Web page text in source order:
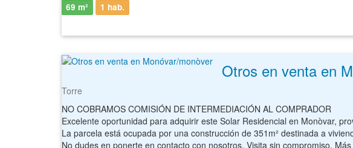
69 m² 1 hab.
Otros en venta en
Torre
NO COBRAMOS COMISIÓN DE INTERMEDIACIÓN AL COMPRADOR
Excelente oportunidad para adquirir este Solar Residencial en Monòvar, provincia de Alicante. De tipología Unifamiliar Adosado con una superficie de 175m², con
La parcela está ocupada por una construcción de 351m² destinada a vivienda. El terreno presenta
No dudes en ponerte en contacto con nosotros. Visita sin compromiso. Más información rellenando el formulario de